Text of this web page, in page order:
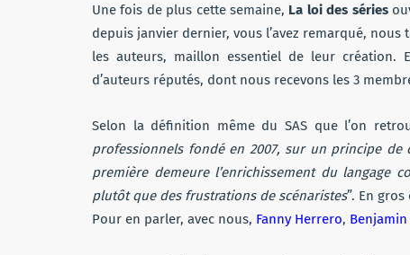
Une fois de plus cette semaine, La loi des séries
depuis janvier dernier, vous l’avez remarqué,
les auteurs, maillon essentiel de leur
d’auteurs réputés, dont nous recevons les 3
Selon la définition même du SAS que l’on
professionnels fondé en 2007, sur un principe de
première demeure l’enrichissement du langage
plutôt que des frustrations de scénaristes”. En
Pour en parler, avec nous, Fanny Herrero,